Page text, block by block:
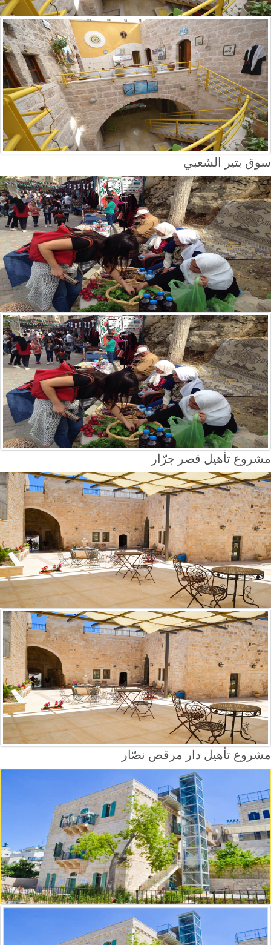
سوق بتير الشعبي
مشروع تأهيل قصر جرّار
مشروع تأهيل دار مرقص نصّار